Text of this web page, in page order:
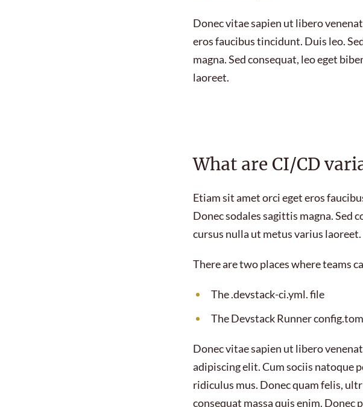
Donec vitae sapien ut libero
eros faucibus tincidunt. Duis leo.
magna. Sed consequat, leo eget
laoreet.
What are CI/CD
Etiam sit amet orci eget eros
Donec sodales sagittis magna. Sed
cursus nulla ut metus varius laoreet.
There are two places where teams
The .devstack-ci.yml. file
The Devstack Runner
Donec vitae sapien ut libero
adipiscing elit. Cum sociis natoque
ridiculus mus. Donec quam felis,
consequat massa quis enim. Donec